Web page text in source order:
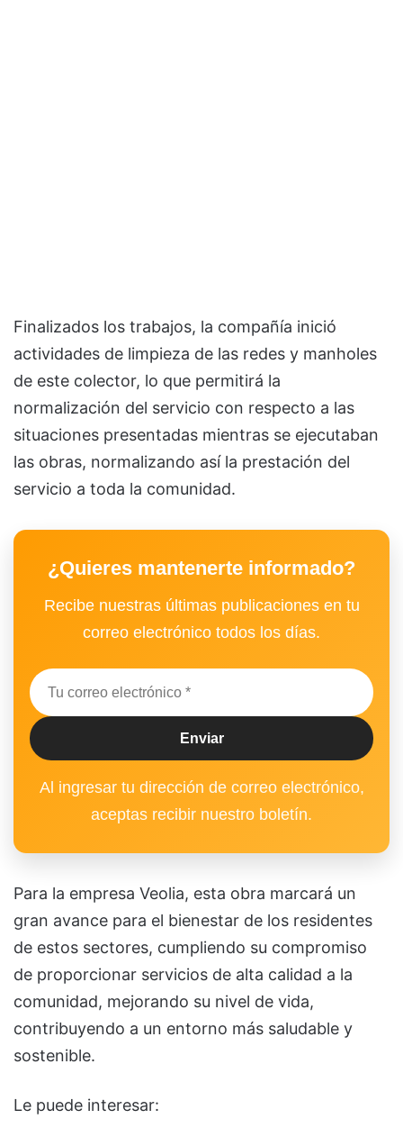
Finalizados los trabajos, la compañía inició
actividades de limpieza de las redes y manholes
de este colector, lo que permitirá la
normalización del servicio con respecto a las
situaciones presentadas mientras se ejecutaban
las obras, normalizando así la prestación del
servicio a toda la comunidad.
¿Quieres mantenerte informado?
Recibe nuestras últimas publicaciones en tu
correo electrónico todos los días.
Al ingresar tu dirección de correo electrónico,
aceptas recibir nuestro boletín.
Para la empresa Veolia, esta obra marcará un
gran avance para el bienestar de los residentes
de estos sectores, cumpliendo su compromiso
de proporcionar servicios de alta calidad a la
comunidad, mejorando su nivel de vida,
contribuyendo a un entorno más saludable y
sostenible.
Le puede interesar: